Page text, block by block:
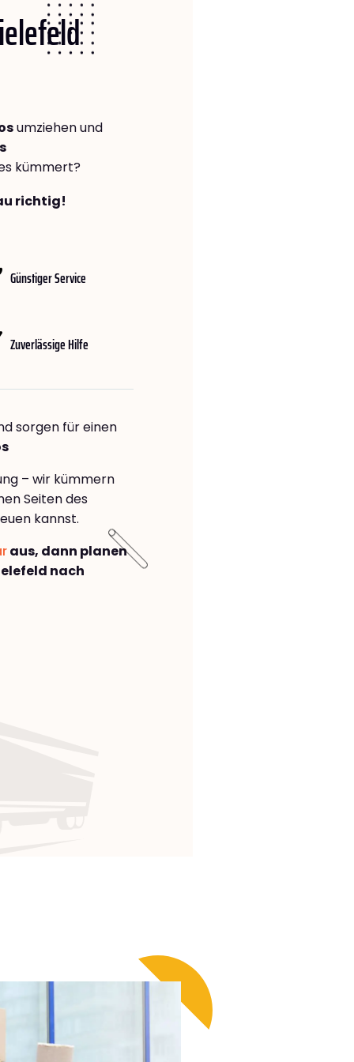
umziehen und
kümmert?
richtig!
Günstiger Service
Zuverlässige Hilfe
sorgen für einen
– wir kümmern
Seiten des
kannst.
aus, dann planen
nach